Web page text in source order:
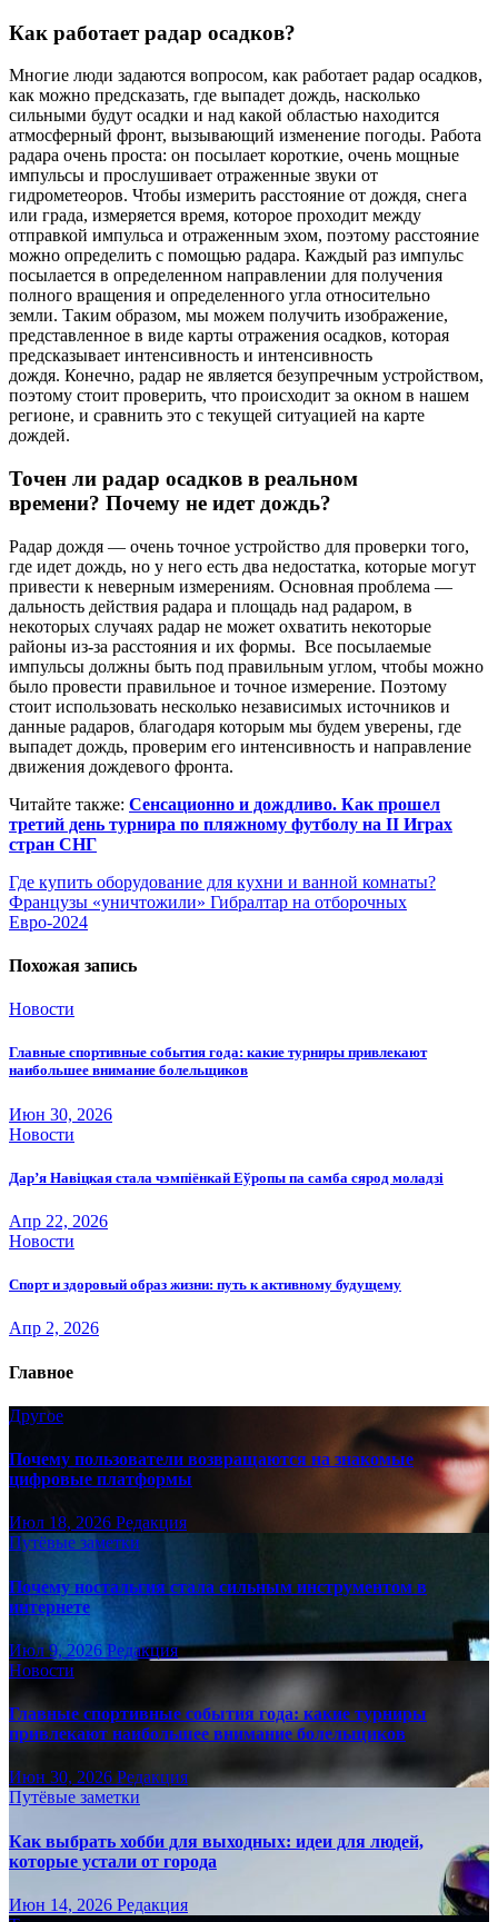
Как работает радар осадков?
Многие люди задаются вопросом, как работает радар осадков,
как можно предсказать, где выпадет дождь, насколько
сильными будут осадки и над какой областью находится
атмосферный фронт, вызывающий изменение погоды. Работа
радара очень проста: он посылает короткие, очень мощные
импульсы и прослушивает отраженные звуки от
гидрометеоров. Чтобы измерить расстояние от дождя, снега
или града, измеряется время, которое проходит между
отправкой импульса и отраженным эхом, поэтому расстояние
можно определить с помощью радара. Каждый раз импульс
посылается в определенном направлении для получения
полного вращения и определенного угла относительно
земли. Таким образом, мы можем получить изображение,
представленное в виде карты отражения осадков, которая
предсказывает интенсивность и интенсивность
дождя. Конечно, радар не является безупречным устройством,
поэтому стоит проверить, что происходит за окном в нашем
регионе, и сравнить это с текущей ситуацией на карте
дождей.
Точен ли радар осадков в реальном
времени? Почему не идет дождь?
Радар дождя — очень точное устройство для проверки того,
где идет дождь, но у него есть два недостатка, которые могут
привести к неверным измерениям. Основная проблема —
дальность действия радара и площадь над радаром, в
некоторых случаях радар не может охватить некоторые
районы из-за расстояния и их формы. Все посылаемые
импульсы должны быть под правильным углом, чтобы можно
было провести правильное и точное измерение. Поэтому
стоит использовать несколько независимых источников и
данные радаров, благодаря которым мы будем уверены, где
выпадет дождь, проверим его интенсивность и направление
движения дождевого фронта.
Читайте также: Сенсационно и дождливо. Как прошел
третий день турнира по пляжному футболу на II Играх
стран СНГ
Навигация
по
Где купить оборудование для кухни и ванной комнаты?
Французы «уничтожили» Гибралтар на отборочных
Евро-2024
Похожая запись
Новости
Главные спортивные события года: какие турниры привлекают
наибольшее внимание болельщиков
Июн 30, 2026
Новости
Дар’я Навіцкая стала чэмпіёнкай Еўропы па самба сярод моладзі
Апр 22, 2026
Новости
Спорт и здоровый образ жизни: путь к активному будущему
Апр 2, 2026
Главное
Другое
Почему пользователи возвращаются на знакомые
цифровые платформы
Июл 18, 2026 Редакция
Путёвые заметки
Почему ностальгия стала сильным инструментом в
интернете
Июл 9, 2026 Редакция
Новости
Главные спортивные события года: какие турниры
привлекают наибольшее внимание болельщиков
Июн 30, 2026 Редакция
Путёвые заметки
Как выбрать хобби для выходных: идеи для людей,
которые устали от города
Июн 14, 2026 Редакция